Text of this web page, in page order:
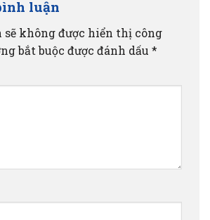
luận
sẽ không được hiển thị công
bắt buộc được đánh dấu *